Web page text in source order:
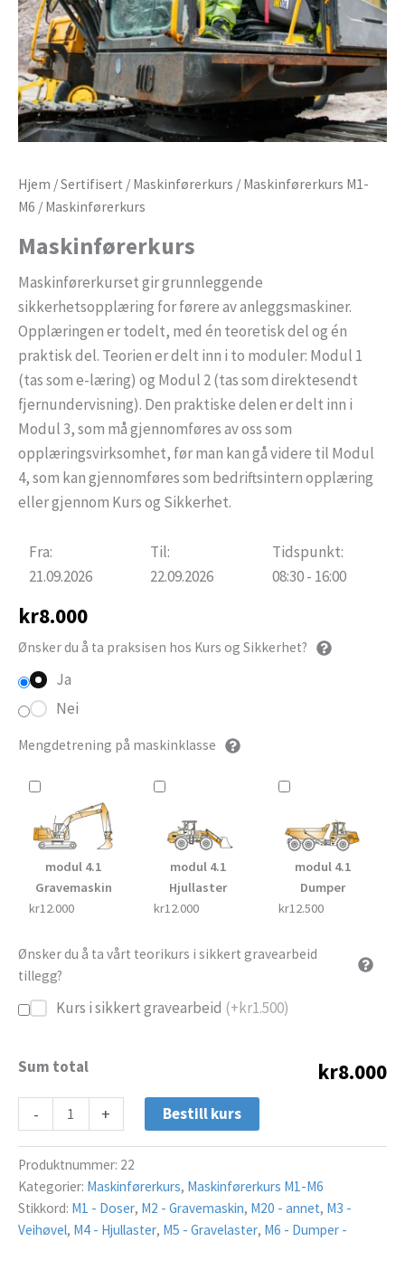
Hjem /Sertifisert / Maskinførerkurs / Maskinførerkurs M1-
M6 / Maskinførerkurs
Maskinførerkurs
Maskinførerkurset gir grunnleggende
sikkerhetsopplæring for førere av anleggsmaskiner.
Opplæringen er todelt, med én teoretisk del og én
praktisk del. Teorien er delt inn i to moduler: Modul 1
(tas som e-læring) og Modul 2 (tas som direktesendt
fjernundervisning). Den praktiske delen er delt inn i
Modul 3, som må gjennomføres av oss som
opplæringsvirksomhet, før man kan gå videre til Modul
4, som kan gjennomføres som bedriftsintern opplæring
eller gjennom Kurs og Sikkerhet.
Fra:
21.09.2026
Til:
22.09.2026
Tidspunkt:
08:30 - 16:00
kr8.000
Ønsker du å ta praksisen hos Kurs og Sikkerhet?
Ja
Nei
Mengdetrening på maskinklasse
modul 4.1
Gravemaskin
kr12.000
modul 4.1
Hjullaster
kr12.000
modul 4.1
Dumper
kr12.500
Ønsker du å ta vårt teorikurs i sikkert gravearbeid
tillegg?
Kurs i sikkert gravearbeid (+kr1.500)
Sum total kr8.000
- + Bestill kurs
Produktnummer: 22
Kategorier: Maskinførerkurs, Maskinførerkurs M1-M6
Stikkord: M1 - Doser, M2 - Gravemaskin, M20 - annet, M3 -
Veihøvel, M4 - Hjullaster, M5 - Gravelaster, M6 - Dumper -